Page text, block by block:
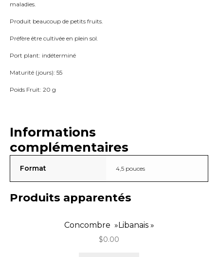
maladies.
Produit beaucoup de petits fruits.
Préfère être cultivée en plein sol.
Port plant: indéterminé
Maturité (jours): 55
Poids Fruit: 20 g
Informations
complémentaires
Format 4,5 pouces
Produits apparentés
Concombre »Libanais »
$0.00